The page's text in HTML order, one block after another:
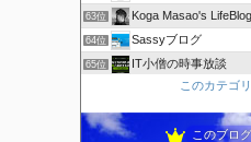
63位 Koga Masao's LifeBlog
64位 Sassyブログ
65位 IT小僧の時事放談
ricemountainer-blog
67位 きーちゃんブログ
このカテゴ
このブロ